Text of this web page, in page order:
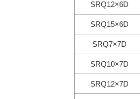
SRQ12×6D
SRQ15×6D
SRQ7×7D
SRQ10×7D
SRQ12×7D